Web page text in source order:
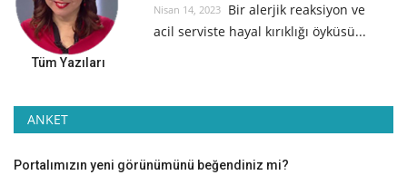
Nisan 14, 2023 Bir alerjik reaksiyon ve
acil serviste hayal kırıklığı öyküsü...
Tüm Yazıları
ANKET
Portalımızın yeni görünümünü beğendiniz mi?